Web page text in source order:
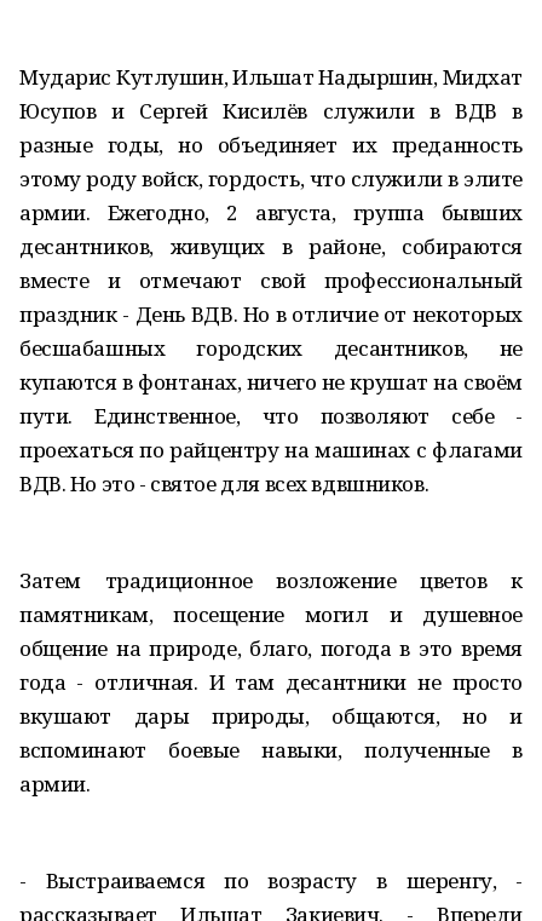
Мударис Кутлушин, Ильшат Надыршин, Мидхат
Юсупов и Сергей Кисилёв служили в ВДВ в
разные годы, но объединяет их преданность
этому роду войск, гордость, что служили в элите
армии. Ежегодно, 2 августа, группа бывших
десантников, живущих в районе, собираются
вместе и отмечают свой профессиональный
праздник - День ВДВ. Но в отличие от некоторых
бесшабашных городских десантников, не
купаются в фонтанах, ничего не крушат на своём
пути. Единственное, что позволяют себе -
проехаться по райцентру на машинах с флагами
ВДВ. Но это - святое для всех вдвшников.
Затем традиционное возложение цветов к
памятникам, посещение могил и душевное
общение на природе, благо, погода в это время
года - отличная. И там десантники не просто
вкушают дары природы, общаются, но и
вспоминают боевые навыки, полученные в
армии.
- Выстраиваемся по возрасту в шеренгу, -
рассказывает Ильшат Закиевич. - Впереди